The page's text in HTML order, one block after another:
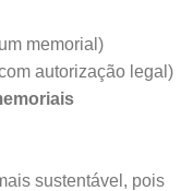
memorial)
autorização legal)
sustentável, pois